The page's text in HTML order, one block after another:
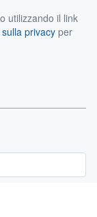
utilizzando il link
privacy per